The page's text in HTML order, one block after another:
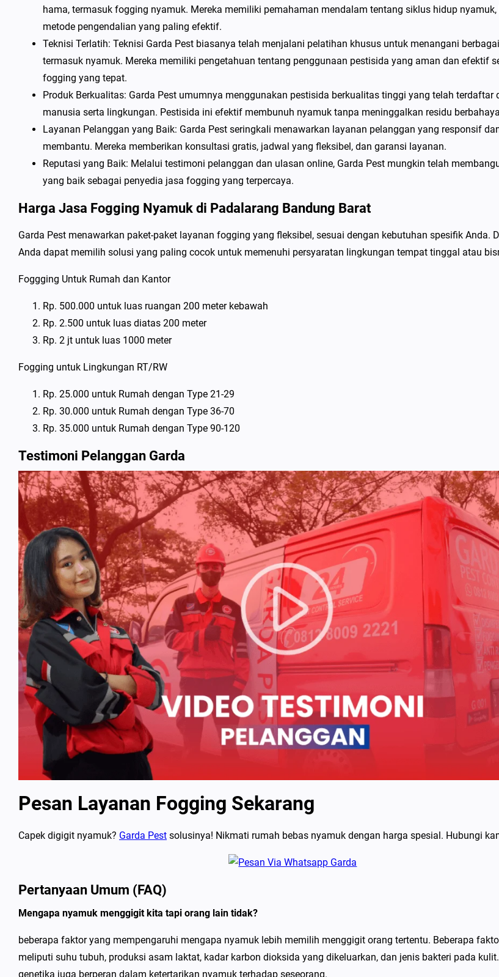
hama, termasuk fogging nyamuk. Mereka memiliki pemahaman mendalam tentang siklus hidup
metode pengendalian yang paling efektif.
Teknisi Terlatih: Teknisi Garda Pest biasanya telah menjalani pelatihan khusus untuk menangani
termasuk nyamuk. Mereka memiliki pengetahuan tentang penggunaan pestisida yang aman dan efektif
fogging yang tepat.
Produk Berkualitas: Garda Pest umumnya menggunakan pestisida berkualitas tinggi yang telah terdaftar
manusia serta lingkungan. Pestisida ini efektif membunuh nyamuk tanpa meninggalkan residu
Layanan Pelanggan yang Baik: Garda Pest seringkali menawarkan layanan pelanggan yang responsif
membantu. Mereka memberikan konsultasi gratis, jadwal yang fleksibel, dan garansi layanan.
Reputasi yang Baik: Melalui testimoni pelanggan dan ulasan online, Garda Pest mungkin telah
yang baik sebagai penyedia jasa fogging yang terpercaya.
Harga Jasa Fogging Nyamuk di Padalarang Bandung Barat
Garda Pest menawarkan paket-paket layanan fogging yang fleksibel, sesuai dengan kebutuhan spesifik Anda.
Anda dapat memilih solusi yang paling cocok untuk memenuhi persyaratan lingkungan tempat tinggal atau
Foggging Untuk Rumah dan Kantor
Rp. 500.000 untuk luas ruangan 200 meter kebawah
Rp. 2.500 untuk luas diatas 200 meter
Rp. 2 jt untuk luas 1000 meter
Fogging untuk Lingkungan RT/RW
Rp. 25.000 untuk Rumah dengan Type 21-29
Rp. 30.000 untuk Rumah dengan Type 36-70
Rp. 35.000 untuk Rumah dengan Type 90-120
Testimoni Pelanggan Garda
Pesan Layanan Fogging Sekarang
Capek digigit nyamuk? Garda Pest solusinya! Nikmati rumah bebas nyamuk dengan harga spesial. Hubungi
Pertanyaan Umum (FAQ)
Mengapa nyamuk menggigit kita tapi orang lain tidak?
beberapa faktor yang mempengaruhi mengapa nyamuk lebih memilih menggigit orang tertentu. Beberapa
meliputi suhu tubuh, produksi asam laktat, kadar karbon dioksida yang dikeluarkan, dan jenis bakteri pada
genetika juga berperan dalam ketertarikan nyamuk terhadap seseorang.